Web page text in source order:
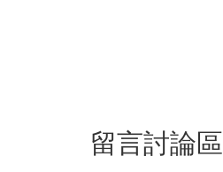
留言討論區